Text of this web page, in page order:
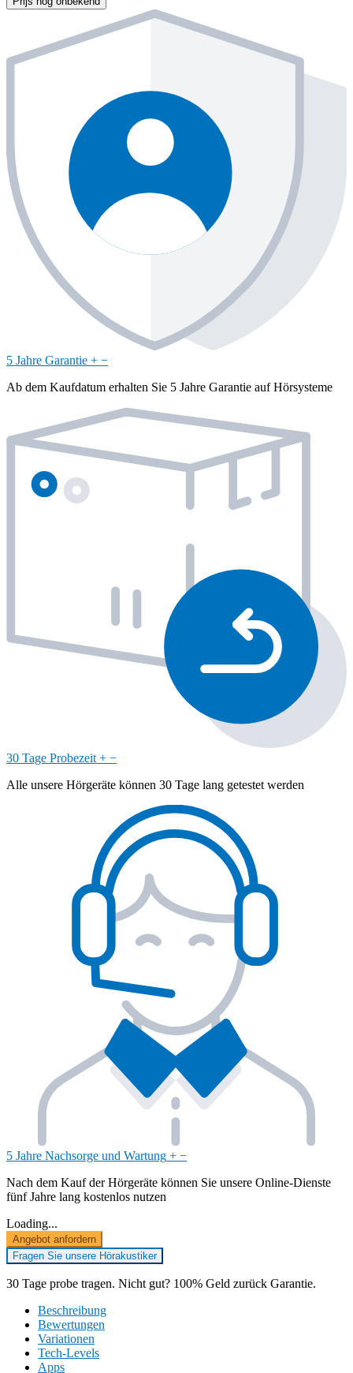
5 Jahre Garantie + −
Ab dem Kaufdatum erhalten Sie 5 Jahre Garantie auf Hörsysteme
30 Tage Probezeit + −
Alle unsere Hörgeräte können 30 Tage lang getestet werden
5 Jahre Nachsorge und Wartung + −
Nach dem Kauf der Hörgeräte können Sie unsere Online-Dienste
fünf Jahre lang kostenlos nutzen
Loading...
Angebot anfordern
Fragen Sie unsere Hörakustiker
30 Tage probe tragen. Nicht gut? 100% Geld zurück Garantie.
Beschreibung
Bewertungen
Variationen
Tech-Levels
Apps